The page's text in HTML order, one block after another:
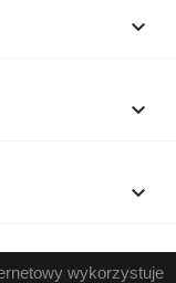



wykorzystuje